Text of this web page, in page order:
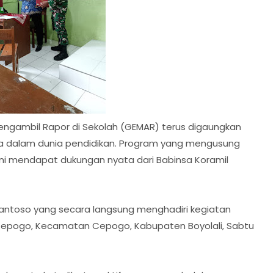
Rapor di Sekolah (GEMAR) terus digaungkan
dunia pendidikan. Program yang mengusung
mendapat dukungan nyata dari Babinsa Koramil
yang secara langsung menghadiri kegiatan
Kecamatan Cepogo, Kabupaten Boyolali, Sabtu